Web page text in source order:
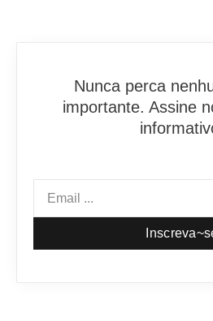
Nunca perca
importante. Assine